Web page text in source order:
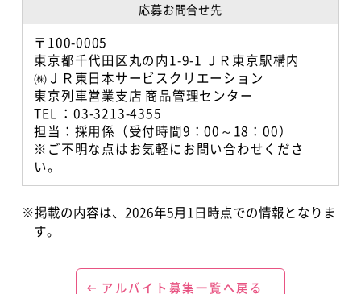
応募お問合せ先
〒100-0005
東京都千代田区丸の内1-9-1 ＪＲ東京駅構内
㈱ＪＲ東日本サービスクリエーション
東京列車営業支店 商品管理センター
TEL ：03-3213-4355
担当：採用係（受付時間9：00～18：00）
※ご不明な点はお気軽にお問い合わせくださ
い。
※掲載の内容は、2026年5月1日時点での情報となりま
す。
アルバイト募集一覧へ戻る